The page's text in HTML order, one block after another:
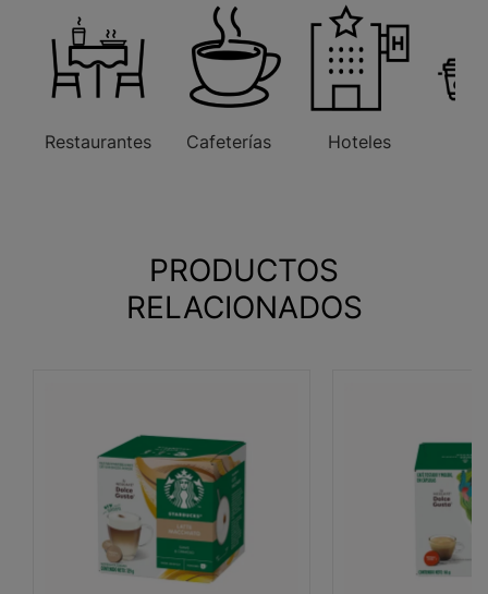
Restaurantes Cafeterías Hoteles
PRODUCTOS
RELACIONADOS